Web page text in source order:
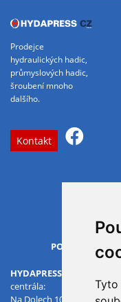
Tyto
Prodejce
hydraulických hadic,
průmyslových hadic,
šroubení mnoho
dalšího.
Kontakt
PO-PÁ
HYDAPRESS CZ s.r.o.
centrála:
Na Dolech 109 586 01